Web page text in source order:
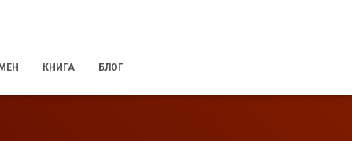
КНИГА БЛОГ